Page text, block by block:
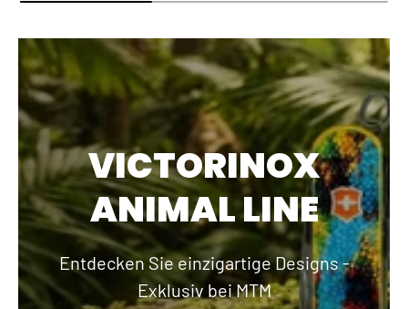
VICTORINOX
ANIMAL LINE
Entdecken Sie einzigartige Designs -
Exklusiv bei MTM